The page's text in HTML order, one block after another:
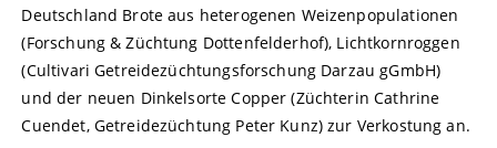
Deutschland Brote aus heterogenen Weizenpopulationen
(Forschung & Züchtung Dottenfelderhof), Lichtkornroggen
(Cultivari Getreidezüchtungsforschung Darzau gGmbH)
und der neuen Dinkelsorte Copper (Züchterin Cathrine
Cuendet, Getreidezüchtung Peter Kunz) zur Verkostung an.